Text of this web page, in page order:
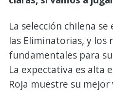
La selección chilena
las Eliminatorias, y los
fundamentales para
La expectativa es alta
Roja muestre su